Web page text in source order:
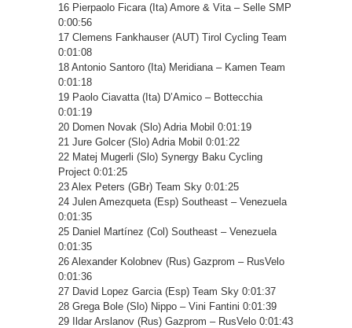
16 Pierpaolo Ficara (Ita) Amore & Vita – Selle SMP
0:00:56
17 Clemens Fankhauser (AUT) Tirol Cycling Team
0:01:08
18 Antonio Santoro (Ita) Meridiana – Kamen Team
0:01:18
19 Paolo Ciavatta (Ita) D’Amico – Bottecchia
0:01:19
20 Domen Novak (Slo) Adria Mobil 0:01:19
21 Jure Golcer (Slo) Adria Mobil 0:01:22
22 Matej Mugerli (Slo) Synergy Baku Cycling
Project 0:01:25
23 Alex Peters (GBr) Team Sky 0:01:25
24 Julen Amezqueta (Esp) Southeast – Venezuela
0:01:35
25 Daniel Martínez (Col) Southeast – Venezuela
0:01:35
26 Alexander Kolobnev (Rus) Gazprom – RusVelo
0:01:36
27 David Lopez Garcia (Esp) Team Sky 0:01:37
28 Grega Bole (Slo) Nippo – Vini Fantini 0:01:39
29 Ildar Arslanov (Rus) Gazprom – RusVelo 0:01:43